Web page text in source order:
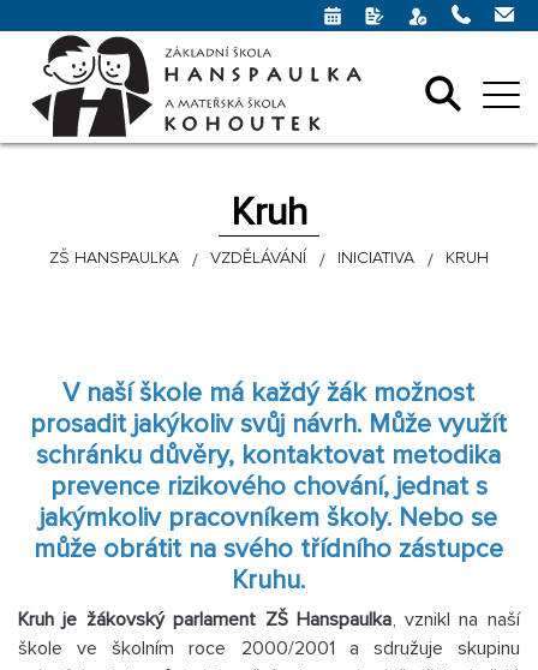
Kruh
ZŠ HANSPAULKA VZDĚLÁVÁNÍ INICIATIVA KRUH
V naší škole má každý žák možnost
prosadit jakýkoliv svůj návrh. Může využít
schránku důvěry, kontaktovat metodika
prevence rizikového chování, jednat s
jakýmkoliv pracovníkem školy. Nebo se
může obrátit na svého třídního zástupce
Kruhu.
Kruh je žákovský parlament ZŠ Hanspaulka, vznikl na naší
škole ve školním roce 2000/2001 a sdružuje skupinu